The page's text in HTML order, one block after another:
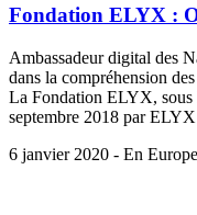
Fondation ELYX :
Ambassadeur digital des
dans la compréhension
La Fondation ELYX, sous
septembre 2018 par
6 janvier 2020 - En Europe